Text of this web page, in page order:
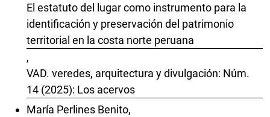
El estatuto del lugar como instrumento para la
identificación y preservación del patrimonio
territorial en la costa norte peruana
,
VAD. veredes, arquitectura y divulgación: Núm.
14 (2025): Los acervos
María Perlines Benito,